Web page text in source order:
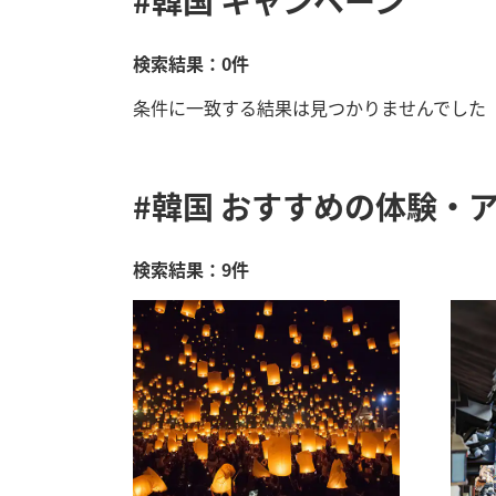
検索結果：0件
条件に一致する結果は見つかりませんでした
#韓国 おすすめの体験・
検索結果：9件